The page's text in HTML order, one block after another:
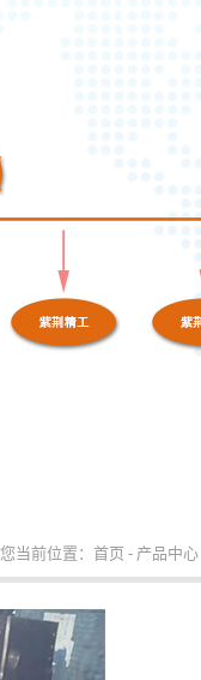
您当前位置： 首页 - 产品中心